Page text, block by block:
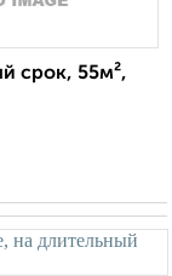
срок, 55м²,